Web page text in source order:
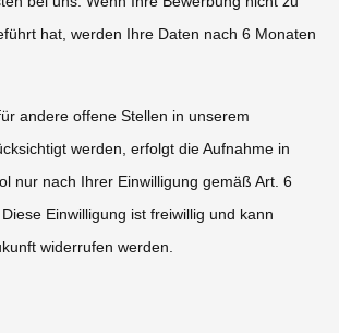
hat, werden Ihre Daten nach 6 Monaten
andere offene Stellen in unserem
werden, erfolgt die Aufnahme in
nur nach Ihrer Einwilligung gemäß Art. 6
Einwilligung ist freiwillig und kann
widerrufen werden.